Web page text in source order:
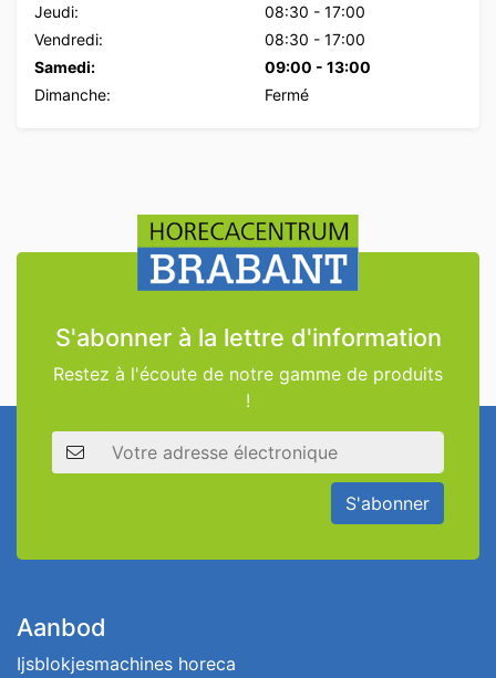
Jeudi:
08:30 - 17:00
Vendredi:
08:30 - 17:00
Samedi:
09:00 - 13:00
Dimanche:
Fermé
S'abonner à la lettre d'information
Restez à l'écoute de notre gamme de produits
!
Adresse électronique
S'abonner
Aanbod
Ijsblokjesmachines horeca